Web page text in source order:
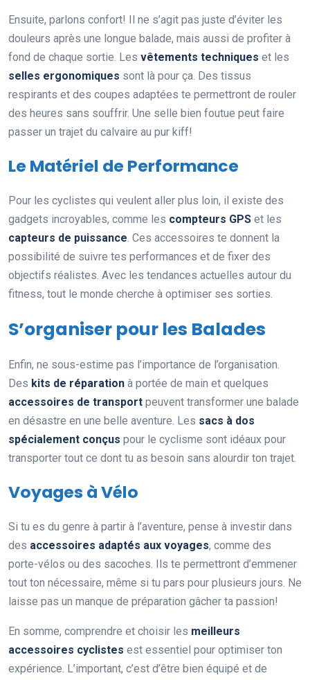
Ensuite, parlons confort! Il ne s’agit pas juste d’éviter les
douleurs après une longue balade, mais aussi de profiter à
fond de chaque sortie. Les vêtements techniques et les
selles ergonomiques sont là pour ça. Des tissus
respirants et des coupes adaptées te permettront de rouler
des heures sans souffrir. Une selle bien foutue peut faire
passer un trajet du calvaire au pur kiff!
Le Matériel de Performance
Pour les cyclistes qui veulent aller plus loin, il existe des
gadgets incroyables, comme les compteurs GPS et les
capteurs de puissance. Ces accessoires te donnent la
possibilité de suivre tes performances et de fixer des
objectifs réalistes. Avec les tendances actuelles autour du
fitness, tout le monde cherche à optimiser ses sorties.
S’organiser pour les Balades
Enfin, ne sous-estime pas l’importance de l’organisation.
Des kits de réparation à portée de main et quelques
accessoires de transport peuvent transformer une balade
en désastre en une belle aventure. Les sacs à dos
spécialement conçus pour le cyclisme sont idéaux pour
transporter tout ce dont tu as besoin sans alourdir ton trajet.
Voyages à Vélo
Si tu es du genre à partir à l’aventure, pense à investir dans
des accessoires adaptés aux voyages, comme des
porte-vélos ou des sacoches. Ils te permettront d’emmener
tout ton nécessaire, même si tu pars pour plusieurs jours. Ne
laisse pas un manque de préparation gâcher ta passion!
En somme, comprendre et choisir les meilleurs
accessoires cyclistes est essentiel pour optimiser ton
expérience. L’important, c’est d’être bien équipé et de